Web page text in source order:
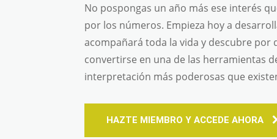
No pospongas un año más ese interés
por los números. Empieza hoy a
acompañará toda la vida y descubre por
convertirse en una de las herramientas
interpretación más poderosas que
HAZTE MIEMBRO Y ACCEDE AHORA